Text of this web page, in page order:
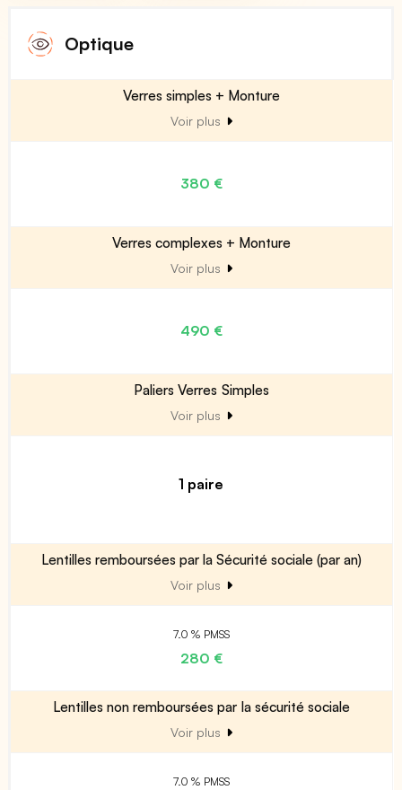
Optique
Verres simples + Monture
Voir plus
380 €
Verres complexes + Monture
Voir plus
490 €
Paliers Verres Simples
Voir plus
1 paire
Lentilles remboursées par la Sécurité sociale (par an)
Voir plus
7.0 % PMSS
280 €
Lentilles non remboursées par la sécurité sociale
Voir plus
7.0 % PMSS